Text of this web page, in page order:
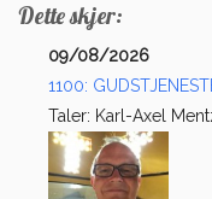
Dette skjer:
09/08/2026
1100:
Taler: Karl-Axel